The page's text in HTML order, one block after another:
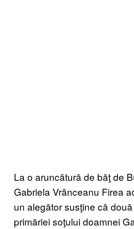
La o aruncătură de băţ de
Gabriela Vrânceanu Firea
un alegător susţine că
primăriei soţului doamnei